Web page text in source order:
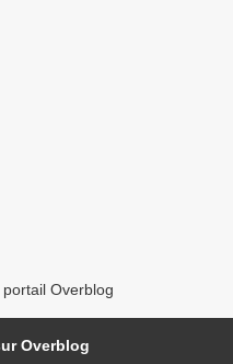
Overblog
Overblog